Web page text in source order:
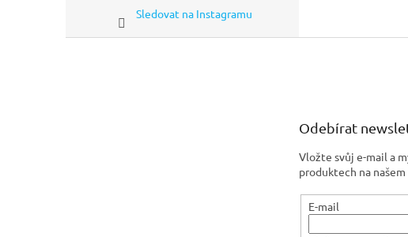
Sledovat na Instagramu
Odebírat
Vložte svůj e-mail a
produktech na našem
E-mail